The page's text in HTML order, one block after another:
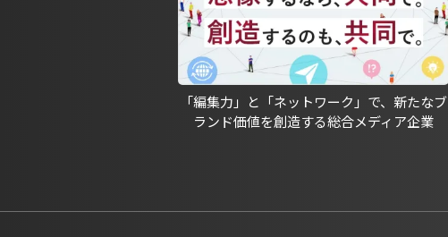
「編集力」と「ネットワーク」で、新たなブ
ランド価値を創造する総合メディア企業